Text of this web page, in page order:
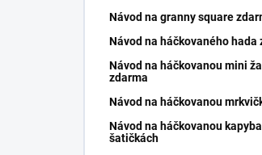
Návod na granny square
Návod na háčkovaného hada
Návod na háčkovanou mini
zdarma
Návod na háčkovanou
Návod na háčkovanou
šatičkách